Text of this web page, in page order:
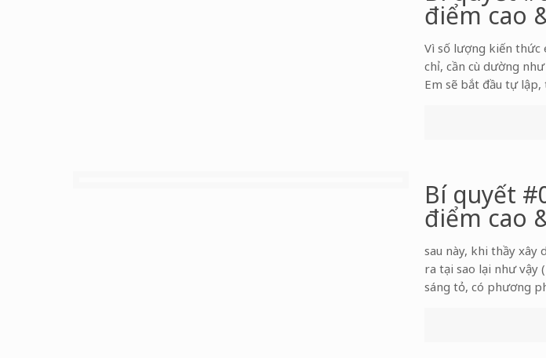
điểm cao
Vì số lượng kiến thức
chỉ, cần cù dường
Em sẽ bắt đầu tự
Bí quyết
điểm cao
sau này, khi thầy xây
ra tại sao lại như vậy
sáng tỏ, có phương